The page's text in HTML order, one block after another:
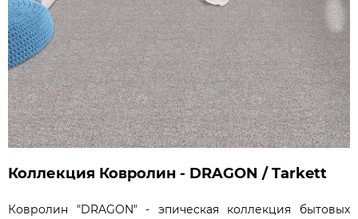
Коллекция Ковролин - DRAGON / Tarkett
Ковролин "DRAGON" - эпическая коллекция бытовых